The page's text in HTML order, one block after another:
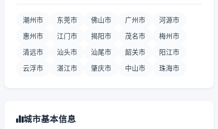
潮州市 东莞市 佛山市 广州市 河源市
惠州市 江门市 揭阳市 茂名市 梅州市
清远市 汕头市 汕尾市 韶关市 阳江市
云浮市 湛江市 肇庆市 中山市 珠海市
城市基本信息